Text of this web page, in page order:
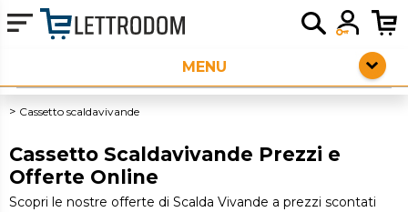
HOME PAGE
ELETTRODOMESTICI LIBERA INSTALLAZIONE
PICCOLI ELETTRODOMESTICI
Cassetto scaldavivande
Cassetto Scaldavivande Prezzi e
Offerte Online
Scopri le nostre offerte di Scalda Vivande a prezzi scontati